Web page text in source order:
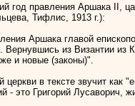
год правления Аршака II,
Тифлис, 1913 г.):
Аршака главой
Вернувшись из Византии
и новые (законы)".
церкви в тексте звучит как
- это Григорий Лусаворич,